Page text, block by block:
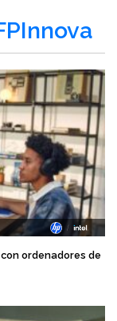
ordenadores de